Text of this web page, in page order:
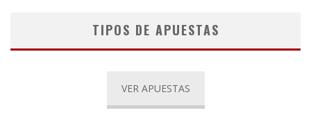
TIPOS DE APUESTAS
VER APUESTAS